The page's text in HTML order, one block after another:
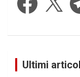
Ultimi